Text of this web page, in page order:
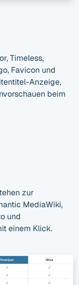
Timeless,
Favicon und
Anzeige,
beim
zur
MediaWiki,
und
einem Klick.